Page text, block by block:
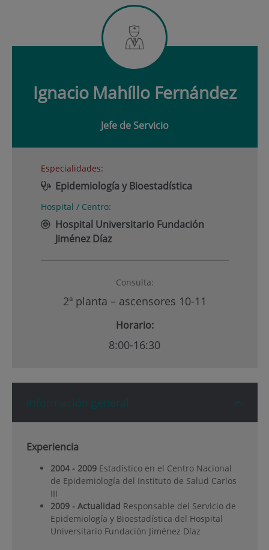
Ignacio Mahíllo Fernández
Jefe de Servicio
Especialidades:
Epidemiología y Bioestadística
Hospital / Centro:
Hospital Universitario Fundación
Jiménez Díaz
Consulta:
2ª planta – ascensores 10-11
Horario:
8:00-16:30
Información general
Experiencia
2004 - 2009Estadístico en el Centro Nacional
de Epidemiología del Instituto de Salud Carlos
III
2009 - Actualidad Responsable del Servicio de
Epidemiología y Bioestadística del Hospital
Universitario Fundación Jiménez Díaz